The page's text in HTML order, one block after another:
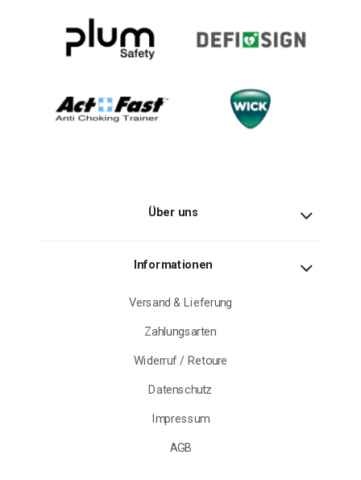
Über uns
Informationen
Versand & Lieferung
Zahlungsarten
Widerruf / Retoure
Datenschutz
Impressum
AGB